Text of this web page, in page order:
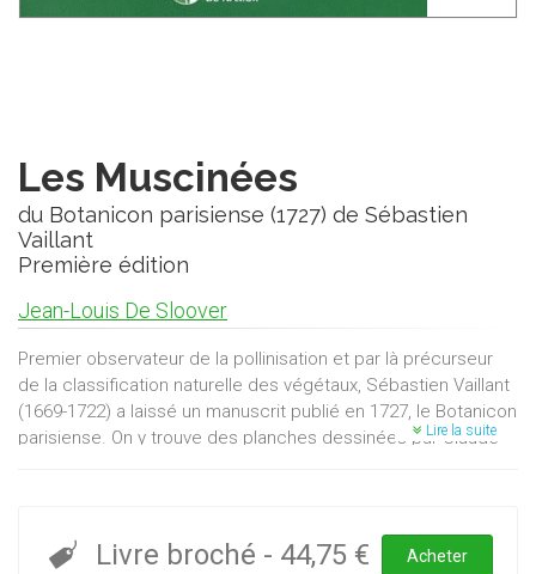
Les Muscinées
du Botanicon parisiense (1727) de Sébastien
Vaillant
Première édition
Jean-Louis De Sloover
Premier observateur de la pollinisation et par là précurseur
de la classification naturelle des végétaux, Sébastien Vaillant
(1669-1722) a laissé un manuscrit publié en 1727, le Botanicon
parisiense. On y trouve des planches dessinées par Claude
Vaillant, l’ouvrage présente les muscinées du Botanicon
parisiense, accompagnées de la nomenclature actuelle et
Lire la suite
Livre broché - 44,75 € Acheter